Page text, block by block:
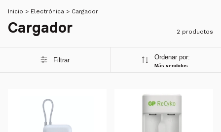
Inicio > Electrónica > Cargador
Cargador 2 productos
Filtrar Ordenar por:
Más vendidos